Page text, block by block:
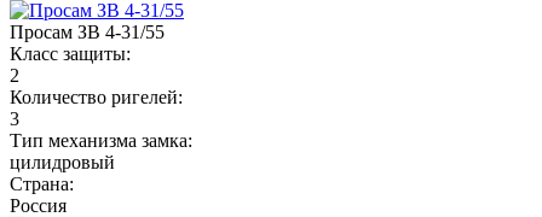
Просам ЗВ 4-31/55
Класс защиты:
2
Количество ригелей:
3
Тип механизма замка:
цилидровый
Страна:
Россия